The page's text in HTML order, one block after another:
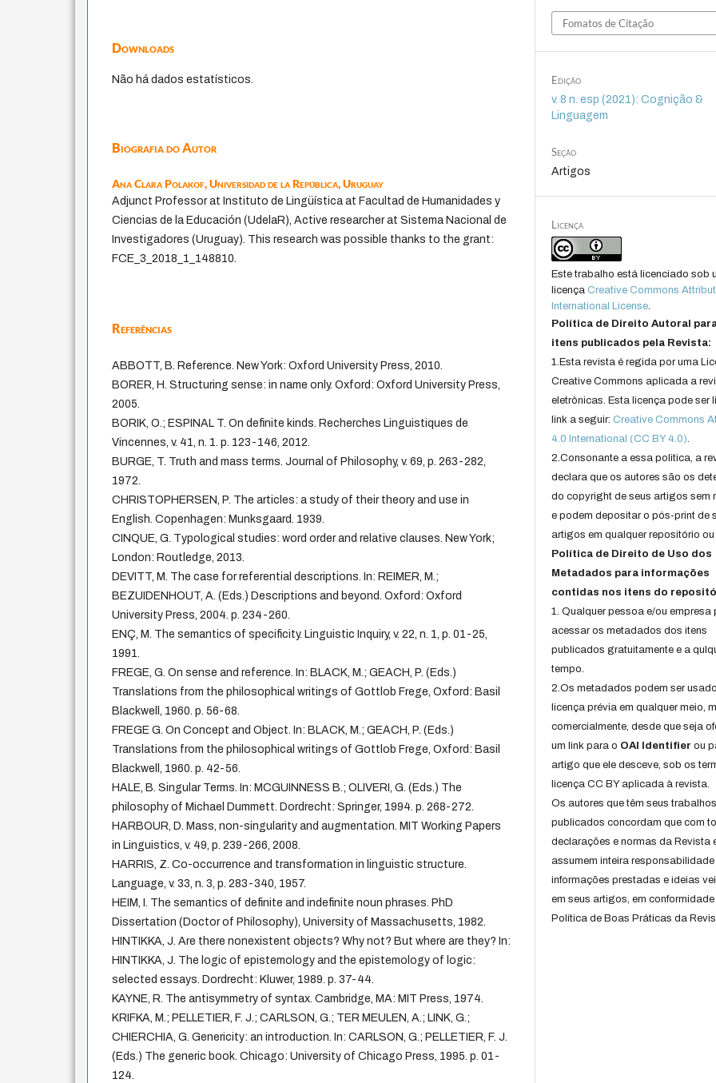
Downloads
Não há dados estatísticos.
Biografia do Autor
Ana Clara Polakof,Universidad de la República, Uruguay
Adjunct Professor at Instituto de Lingüística at Facultad de Humanidades y
Ciencias de la Educación (UdelaR), Active researcher at Sistema Nacional de
Investigadores (Uruguay). This research was possible thanks to the grant:
FCE_3_2018_1_148810.
Referências
ABBOTT, B. Reference. New York: Oxford University Press, 2010.
BORER, H. Structuring sense: in name only. Oxford: Oxford University Press,
2005.
BORIK, O.; ESPINAL T. On definite kinds. Recherches Linguistiques de
Vincennes, v. 41, n. 1. p. 123-146, 2012.
BURGE, T. Truth and mass terms. Journal of Philosophy, v. 69, p. 263-282,
1972.
CHRISTOPHERSEN, P. The articles: a study of their theory and use in
English. Copenhagen: Munksgaard. 1939.
CINQUE, G. Typological studies: word order and relative clauses. New York;
London: Routledge, 2013.
DEVITT, M. The case for referential descriptions. In: REIMER, M.;
BEZUIDENHOUT, A. (Eds.) Descriptions and beyond. Oxford: Oxford
University Press, 2004. p. 234-260.
ENÇ, M. The semantics of specificity. Linguistic Inquiry, v. 22, n. 1, p. 01-25,
1991.
FREGE, G. On sense and reference. In: BLACK, M.; GEACH, P. (Eds.)
Translations from the philosophical writings of Gottlob Frege, Oxford: Basil
Blackwell, 1960. p. 56-68.
FREGE G. On Concept and Object. In: BLACK, M.; GEACH, P. (Eds.)
Translations from the philosophical writings of Gottlob Frege, Oxford: Basil
Blackwell, 1960. p. 42-56.
HALE, B. Singular Terms. In: MCGUINNESS B.; OLIVERI, G. (Eds.) The
philosophy of Michael Dummett. Dordrecht: Springer, 1994. p. 268-272.
HARBOUR, D. Mass, non-singularity and augmentation. MIT Working Papers
in Linguistics, v. 49, p. 239-266, 2008.
HARRIS, Z. Co-occurrence and transformation in linguistic structure.
Language, v. 33, n. 3, p. 283-340, 1957.
HEIM, I. The semantics of definite and indefinite noun phrases. PhD
Dissertation (Doctor of Philosophy), University of Massachusetts, 1982.
HINTIKKA, J. Are there nonexistent objects? Why not? But where are they? In:
HINTIKKA, J. The logic of epistemology and the epistemology of logic:
selected essays. Dordrecht: Kluwer, 1989. p. 37-44.
KAYNE, R. The antisymmetry of syntax. Cambridge, MA: MIT Press, 1974.
KRIFKA, M.; PELLETIER, F. J.; CARLSON, G.; TER MEULEN, A.; LINK, G.;
CHIERCHIA, G. Genericity: an introduction. In: CARLSON, G.; PELLETIER, F. J.
(Eds.) The generic book. Chicago: University of Chicago Press, 1995. p. 01-
124.
Fomatos de Citação
Edição
v. 8 n. esp (2021): Cognição &
Linguagem
Seção
Artigos
Licença
Este trabalho está licenciado sob
licençaCreative Commons
International License.
Política de Direito Autoral
itens publicados pela Revista:
1.Esta revista é regida por uma
Creative Commons aplicada a
eletrônicas. Esta licença pode ser
link a seguir:Creative Commons
4.0 International (CC BY 4.0).
2.Consonante a essa politica, a
declara que os autores são os
do copyright de seus artigos sem
e podem depositar o pós-print de
artigos em qualquer repositório ou
Política de Direito de Uso dos
Metadados para informações
contidas nos itens do
1. Qualquer pessoa e/ou empresa
acessar os metadados dos itens
publicados gratuitamente e a
tempo.
2.Os metadados podem ser
licença prévia em qualquer meio,
comercialmente, desde que seja
um link para o OAI Identifier ou
artigo que ele desceve, sob os
licença CC BY aplicada à revista.
Os autores que têm seus trabalhos
publicados concordam que com
declarações e normas da Revista
assumem inteira responsabilidade
informações prestadas e ideias
em seus artigos, em
Política de Boas Práticas da